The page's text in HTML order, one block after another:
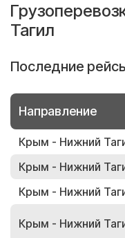
Тагил
Последние
Направление
Крым - Нижний
Крым - Нижний
Крым - Нижний
Крым - Нижний